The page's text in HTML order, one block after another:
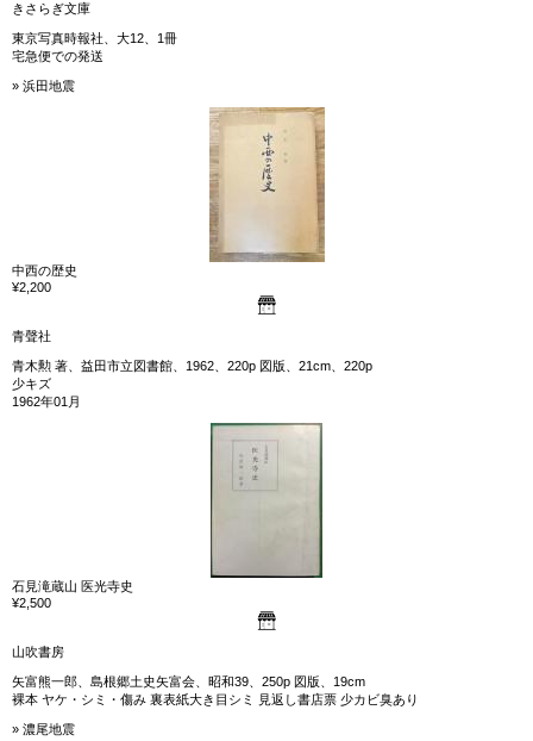
きさらぎ文庫
東京写真時報社、大12、1冊
宅急便での発送
» 浜田地震
中西の歴史
¥2,200
青聲社
青木勲 著、益田市立図書館、1962、220p 図版、21cm、220p
少キズ
1962年01月
石見滝蔵山 医光寺史
¥2,500
山吹書房
矢富熊一郎、島根郷土史矢富会、昭和39、250p 図版、19cm
裸本 ヤケ・シミ・傷み 裏表紙大き目シミ 見返し書店票 少カビ臭あり
» 濃尾地震